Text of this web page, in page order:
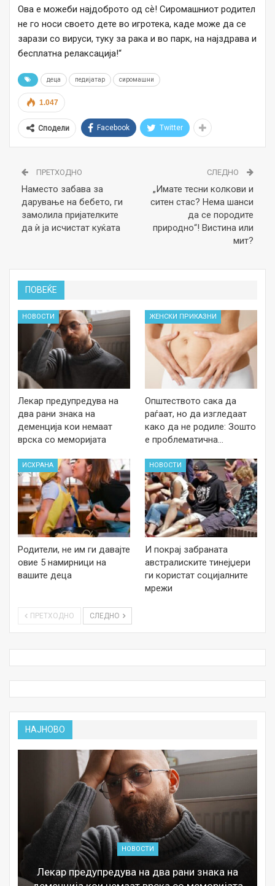
Ова е можеби најдоброто од сѐ! Сиромашниот родител
не го носи своето дете во игротека, каде може да се
зарази со вируси, туку за рака и во парк, на најздрава и
бесплатна релаксација!“
деца педијатар сиромашни
1.047
Сподели Facebook Twitter
ПРЕТХОДНО
Наместо забава за
дарување на бебето, ги
замолила пријателките
да ѝ ја исчистат куќата
СЛЕДНО
„Имате тесни колкови и
ситен стас? Нема шанси
да се породите
природно“! Вистина или
мит?
ПОВЕЌЕ
НОВОСТИ
Лекар предупредува на
два рани знака на
деменција кои немаат
врска со меморијата
ЖЕНСКИ ПРИКАЗНИ
Општеството сака да
раѓаат, но да изгледаат
како да не родиле: Зошто
е проблематична…
ИСХРАНА
Родители, не им ги давајте
овие 5 намирници на
вашите деца
НОВОСТИ
И покрај забраната
австралиските тинејџери
ги користат социјалните
мрежи
ПРЕТХОДНО СЛЕДНО
НАЈНОВО
НОВОСТИ
Лекар предупредува на два рани знака на